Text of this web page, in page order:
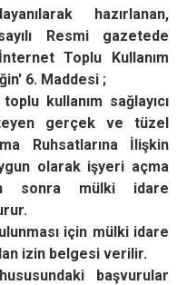
hazırlanan,
Resmi gazetede
Toplu Kullanım
6. Maddesi ;
kullanım sağlayıcı
gerçek ve tüzel
Ruhsatlarına İlişkin
olarak işyeri açma
sonra mülki idare
için mülki idare
izin belgesi verilir.
başvurular